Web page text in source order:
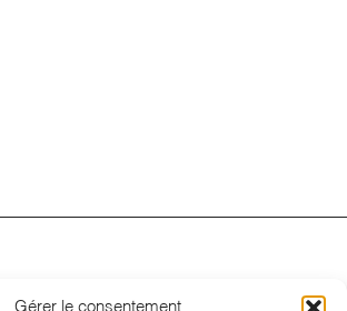
Gérer le consentement